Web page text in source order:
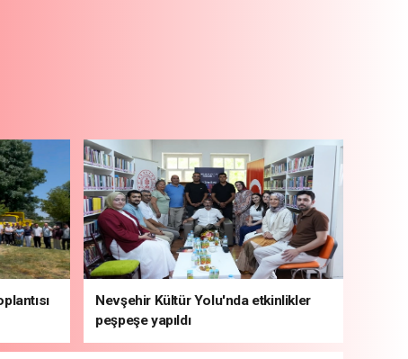
Nevşehir Kültür Yolu'nda etkinlikler
peşpeşe yapıldı